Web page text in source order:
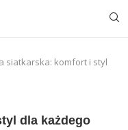
siatkarska: komfort i styl
dla każdego